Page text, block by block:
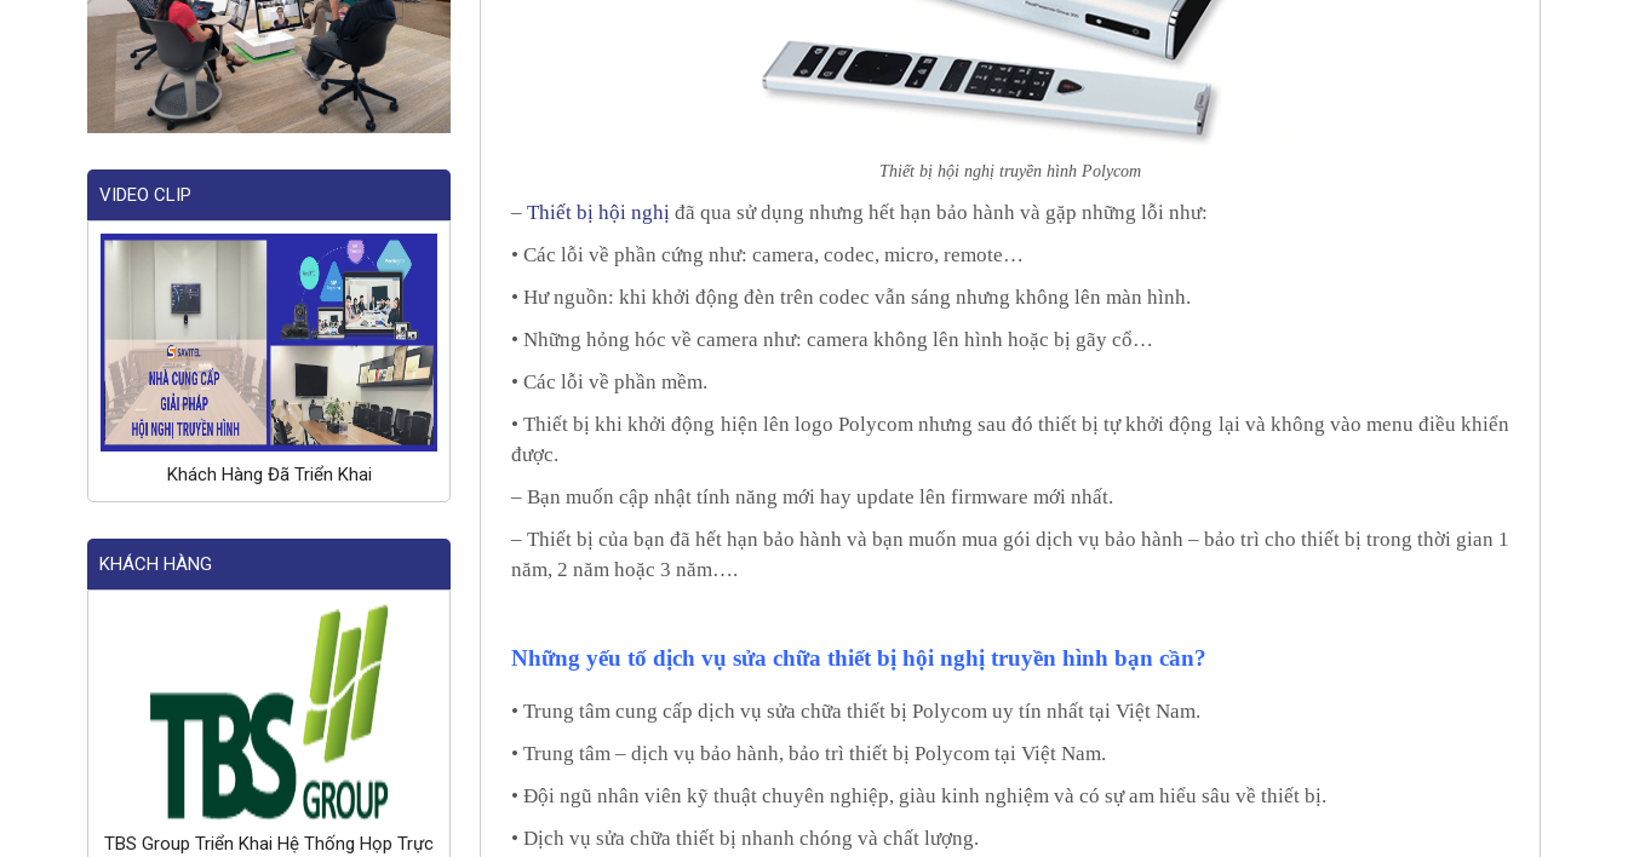
VIDEO CLIP
Khách Hàng Đã Triển Khai
KHÁCH HÀNG
TBS Group Triển Khai Hệ Thống Họp Trực
Thiết bị hội nghị truyền hình Polycom
– Thiết bị hội nghị đã qua sử dụng nhưng hết hạn bảo hành và gặp những lỗi như:
• Các lỗi về phần cứng như: camera, codec, micro, remote…
• Hư nguồn: khi khởi động đèn trên codec vẫn sáng nhưng không lên màn hình.
• Những hỏng hóc về camera như: camera không lên hình hoặc bị gãy cổ…
• Các lỗi về phần mềm.
• Thiết bị khi khởi động hiện lên logo Polycom nhưng sau đó thiết bị tự khởi động lại và không vào menu điều khiển
được.
– Bạn muốn cập nhật tính năng mới hay update lên firmware mới nhất.
– Thiết bị của bạn đã hết hạn bảo hành và bạn muốn mua gói dịch vụ bảo hành – bảo trì cho thiết bị trong thời gian 1
năm, 2 năm hoặc 3 năm….
Những yếu tố dịch vụ sửa chữa thiết bị hội nghị truyền hình bạn cần?
• Trung tâm cung cấp dịch vụ sửa chữa thiết bị Polycom uy tín nhất tại Việt Nam.
• Trung tâm – dịch vụ bảo hành, bảo trì thiết bị Polycom tại Việt Nam.
• Đội ngũ nhân viên kỹ thuật chuyên nghiệp, giàu kinh nghiệm và có sự am hiểu sâu về thiết bị.
• Dịch vụ sửa chữa thiết bị nhanh chóng và chất lượng.